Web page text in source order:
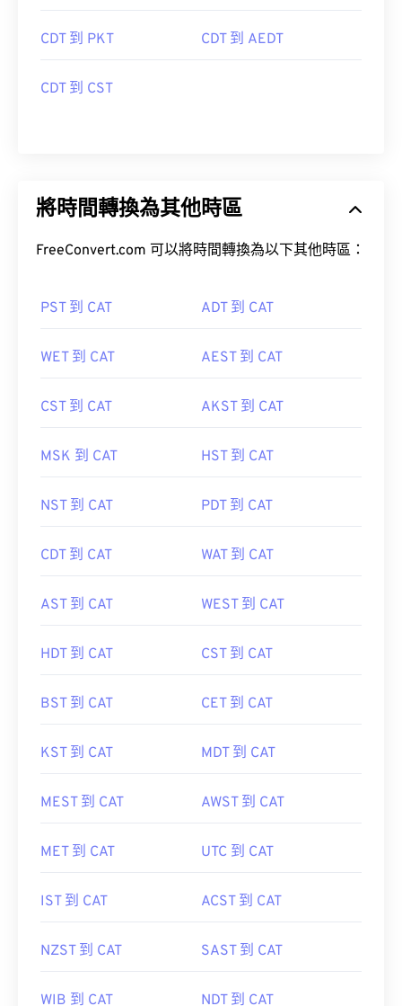
CDT 到 PKT CDT 到 AEDT
CDT 到 CST
將時間轉換為其他時區
FreeConvert.com 可以將時間轉換為以下其他時區：
PST 到 CAT ADT 到 CAT
WET 到 CAT AEST 到 CAT
CST 到 CAT AKST 到 CAT
MSK 到 CAT HST 到 CAT
NST 到 CAT PDT 到 CAT
CDT 到 CAT WAT 到 CAT
AST 到 CAT WEST 到 CAT
HDT 到 CAT CST 到 CAT
BST 到 CAT CET 到 CAT
KST 到 CAT MDT 到 CAT
MEST 到 CAT AWST 到 CAT
MET 到 CAT UTC 到 CAT
IST 到 CAT ACST 到 CAT
NZST 到 CAT SAST 到 CAT
WIB 到 CAT NDT 到 CAT